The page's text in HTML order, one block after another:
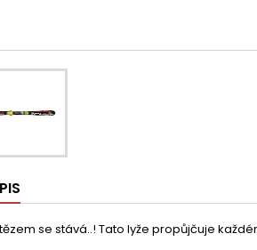
se stává..! Tato lyže propůjčuje